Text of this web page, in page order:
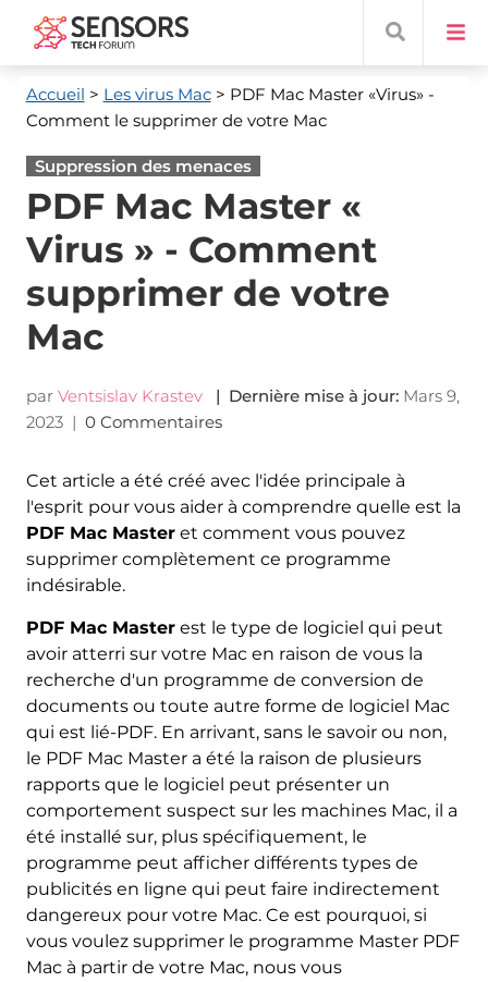
Accueil > Les virus Mac> PDF Mac Master «Virus» -
Comment le supprimer de votre Mac
Suppression des menaces
PDF Mac Master «
Virus » - Comment
supprimer de votre
Mac
par Ventsislav Krastev | Dernière mise à jour: Mars 9,
2023| 0 Commentaires
Cet article a été créé avec l'idée principale à
l'esprit pour vous aider à comprendre quelle est la
PDF Mac Masteret comment vous pouvez
supprimer complètement ce programme
indésirable.
PDF Mac Masterest le type de logiciel qui peut
avoir atterri sur votre Mac en raison de vous la
recherche d'un programme de conversion de
documents ou toute autre forme de logiciel Mac
qui est lié-PDF. En arrivant, sans le savoir ou non,
le PDF Mac Master a été la raison de plusieurs
rapports que le logiciel peut présenter un
comportement suspect sur les machines Mac, il a
été installé sur, plus spécifiquement, le
programme peut afficher différents types de
publicités en ligne qui peut faire indirectement
dangereux pour votre Mac. Ce est pourquoi, si
vous voulez supprimer le programme Master PDF
Mac à partir de votre Mac, nous vous